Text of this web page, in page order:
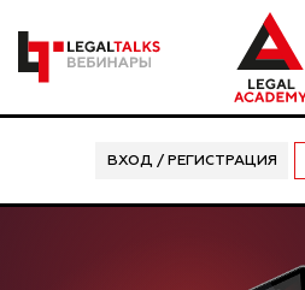
ВХОД / РЕГИСТРАЦИЯ